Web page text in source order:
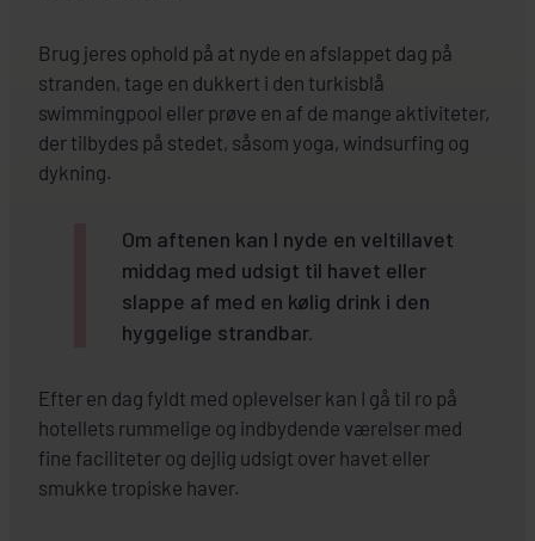
Brug jeres ophold på at nyde en afslappet dag på
stranden, tage en dukkert i den turkisblå
swimmingpool eller prøve en af de mange aktiviteter,
der tilbydes på stedet, såsom yoga, windsurfing og
dykning.
Om aftenen kan I nyde en veltillavet
middag med udsigt til havet eller
slappe af med en kølig drink i den
hyggelige strandbar.
Efter en dag fyldt med oplevelser kan I gå til ro på
hotellets rummelige og indbydende værelser med
fine faciliteter og dejlig udsigt over havet eller
smukke tropiske haver.